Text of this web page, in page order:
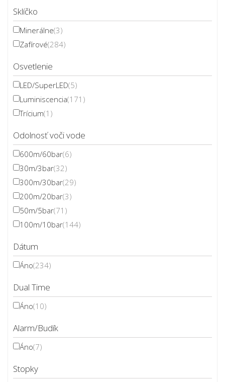
Sklíčko
Minerálne(3)
Zafírové(284)
Osvetlenie
LED/SuperLED(5)
Luminiscencia(171)
Trícium(1)
Odolnosť voči vode
600m/60bar(6)
30m/3bar(32)
300m/30bar(29)
200m/20bar(3)
50m/5bar(71)
100m/10bar(144)
Dátum
Áno(234)
Dual Time
Áno(10)
Alarm/Budík
Áno(7)
Stopky